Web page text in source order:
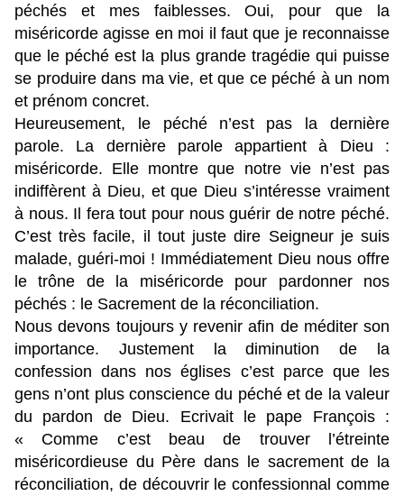
péchés et mes faiblesses. Oui, pour que la
miséricorde agisse en moi il faut que je reconnaisse
que le péché est la plus grande tragédie qui puisse
se produire dans ma vie, et que ce péché à un nom
et prénom concret.
Heureusement, le péché n’est pas la dernière
parole. La dernière parole appartient à Dieu :
miséricorde. Elle montre que notre vie n’est pas
indiffèrent à Dieu, et que Dieu s’intéresse vraiment
à nous. Il fera tout pour nous guérir de notre péché.
C’est très facile, il tout juste dire Seigneur je suis
malade, guéri-moi ! Immédiatement Dieu nous offre
le trône de la miséricorde pour pardonner nos
péchés : le Sacrement de la réconciliation.
Nous devons toujours y revenir afin de méditer son
importance. Justement la diminution de la
confession dans nos églises c’est parce que les
gens n’ont plus conscience du péché et de la valeur
du pardon de Dieu. Ecrivait le pape François :
« Comme c’est beau de trouver l’étreinte
miséricordieuse du Père dans le sacrement de la
réconciliation, de découvrir le confessionnal comme